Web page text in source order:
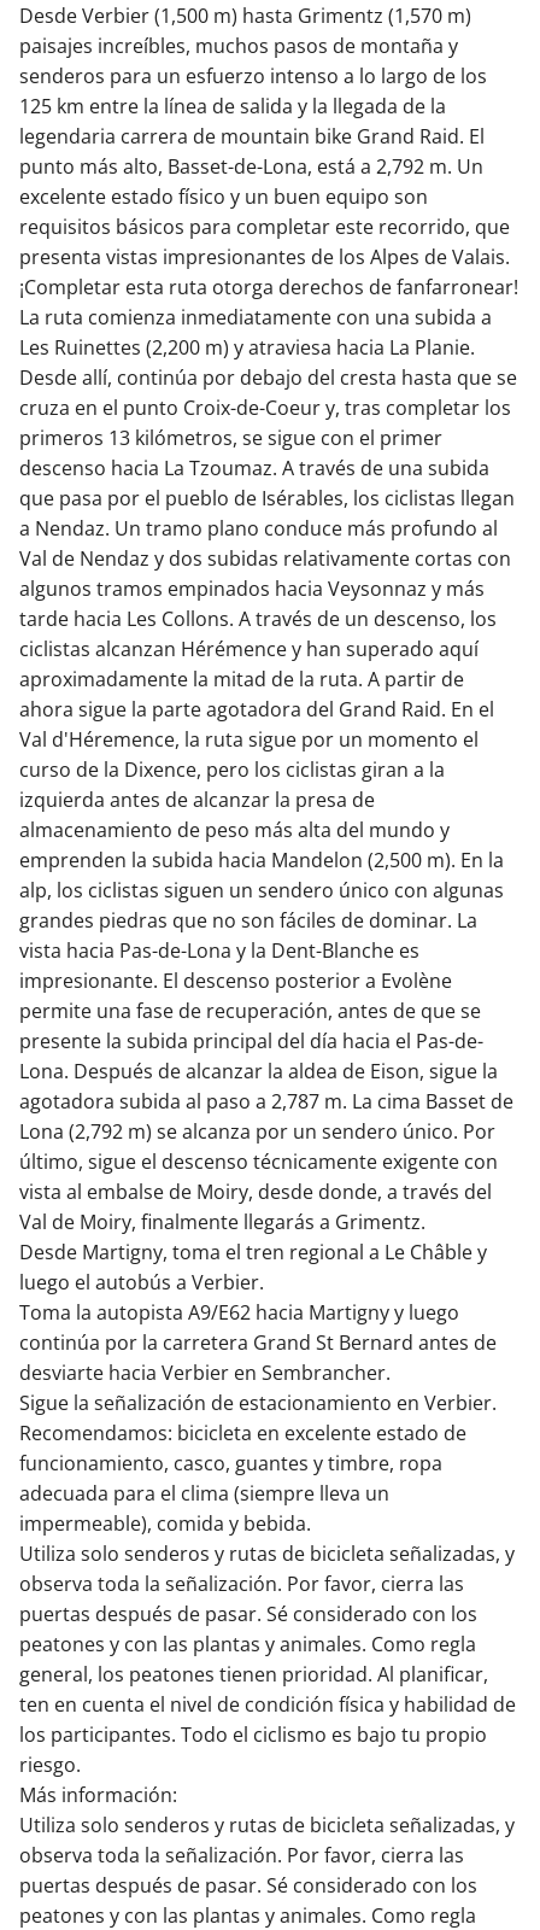
Desde Verbier (1,500 m) hasta Grimentz (1,570 m)
paisajes increíbles, muchos pasos de montaña y
senderos para un esfuerzo intenso a lo largo de los
125 km entre la línea de salida y la llegada de la
legendaria carrera de mountain bike Grand Raid. El
punto más alto, Basset-de-Lona, está a 2,792 m. Un
excelente estado físico y un buen equipo son
requisitos básicos para completar este recorrido, que
presenta vistas impresionantes de los Alpes de Valais.
¡Completar esta ruta otorga derechos de fanfarronear!
La ruta comienza inmediatamente con una subida a
Les Ruinettes (2,200 m) y atraviesa hacia La Planie.
Desde allí, continúa por debajo del cresta hasta que se
cruza en el punto Croix-de-Coeur y, tras completar los
primeros 13 kilómetros, se sigue con el primer
descenso hacia La Tzoumaz. A través de una subida
que pasa por el pueblo de Isérables, los ciclistas llegan
a Nendaz. Un tramo plano conduce más profundo al
Val de Nendaz y dos subidas relativamente cortas con
algunos tramos empinados hacia Veysonnaz y más
tarde hacia Les Collons. A través de un descenso, los
ciclistas alcanzan Hérémence y han superado aquí
aproximadamente la mitad de la ruta. A partir de
ahora sigue la parte agotadora del Grand Raid. En el
Val d'Héremence, la ruta sigue por un momento el
curso de la Dixence, pero los ciclistas giran a la
izquierda antes de alcanzar la presa de
almacenamiento de peso más alta del mundo y
emprenden la subida hacia Mandelon (2,500 m). En la
alp, los ciclistas siguen un sendero único con algunas
grandes piedras que no son fáciles de dominar. La
vista hacia Pas-de-Lona y la Dent-Blanche es
impresionante. El descenso posterior a Evolène
permite una fase de recuperación, antes de que se
presente la subida principal del día hacia el Pas-de-
Lona. Después de alcanzar la aldea de Eison, sigue la
agotadora subida al paso a 2,787 m. La cima Basset de
Lona (2,792 m) se alcanza por un sendero único. Por
último, sigue el descenso técnicamente exigente con
vista al embalse de Moiry, desde donde, a través del
Val de Moiry, finalmente llegarás a Grimentz.
Desde Martigny, toma el tren regional a Le Châble y
luego el autobús a Verbier.
Toma la autopista A9/E62 hacia Martigny y luego
continúa por la carretera Grand St Bernard antes de
desviarte hacia Verbier en Sembrancher.
Sigue la señalización de estacionamiento en Verbier.
Recomendamos: bicicleta en excelente estado de
funcionamiento, casco, guantes y timbre, ropa
adecuada para el clima (siempre lleva un
impermeable), comida y bebida.
Utiliza solo senderos y rutas de bicicleta señalizadas, y
observa toda la señalización. Por favor, cierra las
puertas después de pasar. Sé considerado con los
peatones y con las plantas y animales. Como regla
general, los peatones tienen prioridad. Al planificar,
ten en cuenta el nivel de condición física y habilidad de
los participantes. Todo el ciclismo es bajo tu propio
riesgo.
Más información:
Utiliza solo senderos y rutas de bicicleta señalizadas, y
observa toda la señalización. Por favor, cierra las
puertas después de pasar. Sé considerado con los
peatones y con las plantas y animales. Como regla